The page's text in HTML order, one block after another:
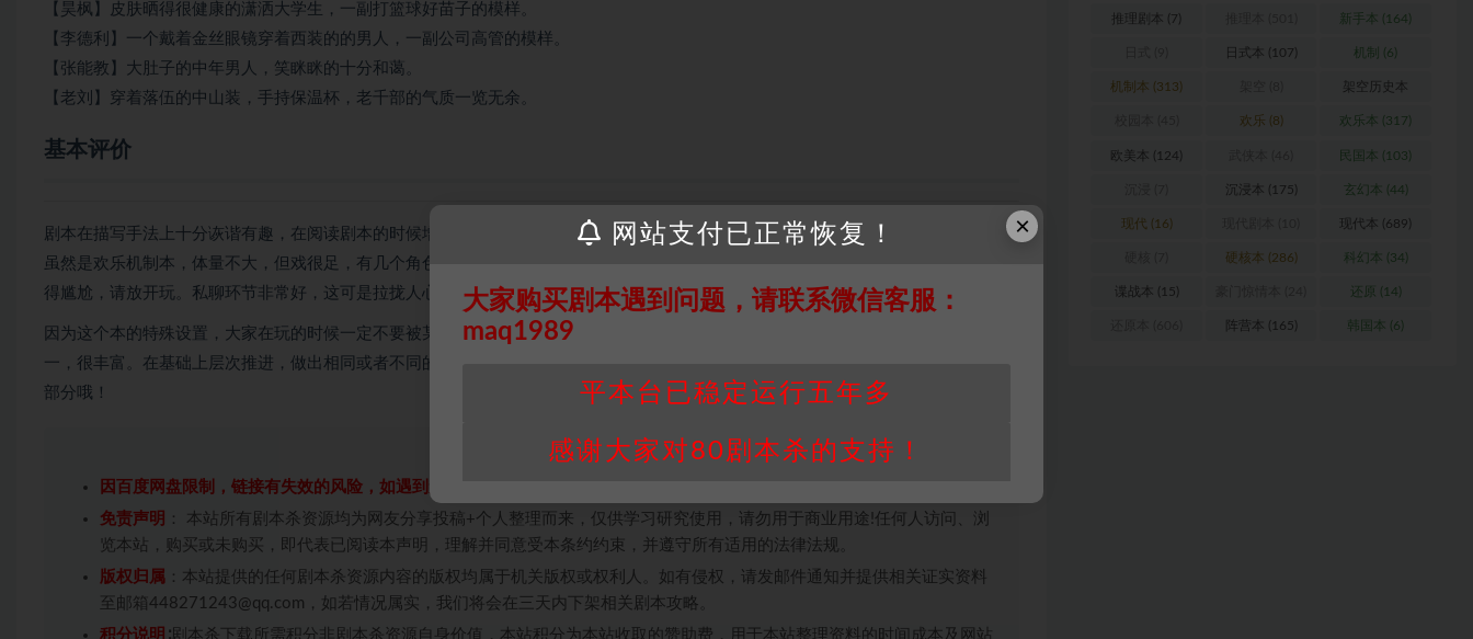
【昊枫】皮肤晒得很健康的潇洒大学生，一副打篮球好苗子的模样。
【李德利】一个戴着金丝眼镜穿着西装的的男人，一副公司高管的模样。
【张能教】大肚子的中年男人，笑眯眯的十分和蔼。
【老刘】穿着落伍的中山装，手持保温杯，老千部的气质一览无余。
基本评价
剧本在描写手法上十分诙谐有趣，在阅读剧本的时候增加了很多乐趣，已经有玩家开始偷笑了，基本不需要破冰环节，可以直接开撕。
虽然是欢乐机制本，体量不大，但戏很足，有几个角色撕起来可真是刀刀见血，挡也挡不住。对新手十分友好，和陌生人拼车也不会觉
得尴尬，请放开玩。私聊环节非常好，这可是拉拢人心的好时机。
因为这个本的特殊设置，大家在玩的时候一定不要被某些人的思路带偏！要相信自己的判断力锤人锤到底。每轮的游戏机制一点都不单
一，很丰富。在基础上层次推进，做出相同或者不同的选择，塞翁失马焉知非福，那你的选择到底是福还是祸呢？运气也是很重要的一
部分哦！
因百度网盘限制，链接有失效的风险，如遇到无效链接请联系客服补发！！！网盘不限速下载神器→
免责声明 ： 本站所有剧本杀资源均为网友分享投稿+个人整理而来，仅供学习研究使用，请勿用于商业用途!任何人访问、浏
览本站，购买或未购买，即代表已阅读本声明，理解并同意受本条约约束，并遵守所有适用的法律法规。
版权归属 ：本站提供的任何剧本杀资源内容的版权均属于机关版权或权利人。如有侵权，请发邮件通知并提供相关证实资料
至邮箱448271243@qq.com，如若情况属实，我们将会在三天内下架相关剧本攻略。
积分说明 ∶剧本杀下载所需积分非剧本杀资源自身价值，本站积分为本站收取的赞助费，用于本站整理资料的时间成本及网站
推理剧本 (7) 新手本 (164)
日式本 (107) 机制 (6)
机制本 (313) 架空历史本
(102)
欢乐 (8) 欢乐本 (317)
欧美本 (124) 民国本 (103)
沉浸本 (175) 玄幻本 (44)
现代 (16) 现代本 (689)
硬核本 (286) 科幻本 (34)
谍战本 (15) 还原 (14)
阵营本 (165) 韩国本 (6)
×
网站支付已正常恢复！
大家购买剧本遇到问题，请联系微信客服：
maq1989
平本台已稳定运行五年多
感谢大家对80剧本杀的支持！